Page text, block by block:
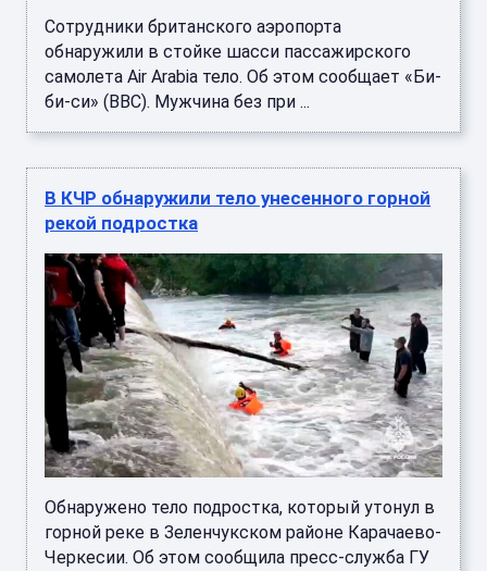
Сотрудники британского аэропорта
обнаружили в стойке шасси пассажирского
самолета Air Arabia тело. Об этом сообщает «Би-
би-си» (BBC). Мужчина без при ...
В КЧР обнаружили тело унесенного горной
рекой подростка
Обнаружено тело подростка, который утонул в
горной реке в Зеленчукском районе Карачаево-
Черкесии. Об этом сообщила пресс-служба ГУ